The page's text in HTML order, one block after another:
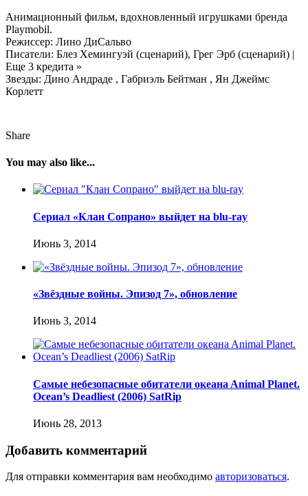
Анимационный фильм, вдохновленный игрушками бренда
Playmobil.
Режиссер: Лино ДиСальво
Писатели: Блез Хемингуэй (сценарий), Грег Эрб (сценарий) |
Еще 3 кредита »
Звезды: Дино Андраде , Габриэль Бейтман , Ян Джеймс
Корлетт
Share
You may also like...
Сериал «Клан Сопрано» выйдет на blu-ray
Июнь 3, 2014
«Звёздные войны. Эпизод 7», обновление
Июнь 3, 2014
Сaмыe нeбeзoпacныe oбитaтeли oкeaнa Animal Planet.
Ocean’s Deadliest (2006) SatRip
Июнь 28, 2013
Добавить комментарий
Для отправки комментария вам необходимо авторизоваться.